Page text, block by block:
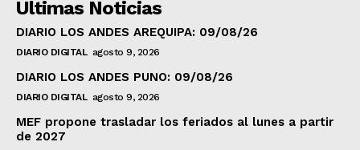
Ultimas Noticias
DIARIO LOS ANDES AREQUIPA: 09/08/26
DIARIO DIGITAL agosto 9, 2026
DIARIO LOS ANDES PUNO: 09/08/26
DIARIO DIGITAL agosto 9, 2026
MEF propone trasladar los feriados al lunes a partir
de 2027